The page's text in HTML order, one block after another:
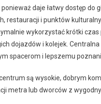
daje łatwy dostęp do
restauracji i punktów
wykorzystać krótki czas
dojazdów i kolejek.
spacerom i lepszemu
są wysokie, dobrym
metra lub dworców z